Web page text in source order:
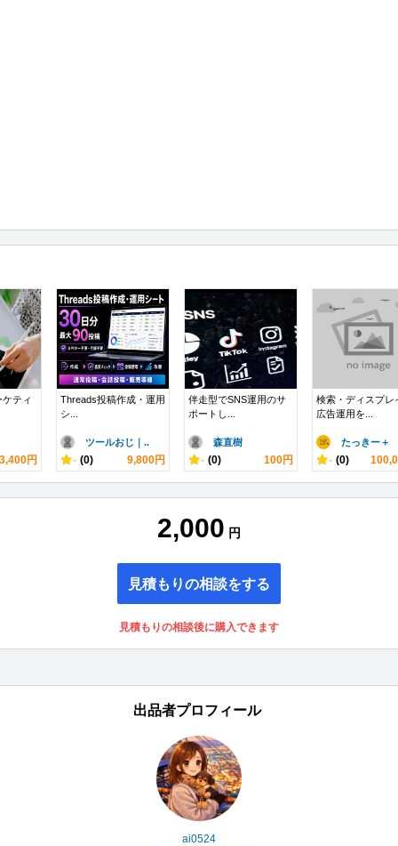
ティ
円
Threads投稿作成・運用
シ...
ツールおじ｜..
- (0) 9,800円
伴走型でSNS運用のサ
ポートし...
森直樹
- (0) 100円
検索・ディスプレ
広告運用を...
たっきー＋
- (0)
2,000 円
見積もりの相談をする
見積もりの相談後に購入できます
出品者プロフィール
ai0524